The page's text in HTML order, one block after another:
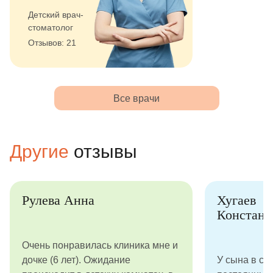
Детский врач-
стоматолог
Отзывов: 21
Все врачи
Другие отзывы
Рулева Анна
Очень понравилась клиника мне и
дочке (6 лет). Ожидание
Хугаев
У сына в